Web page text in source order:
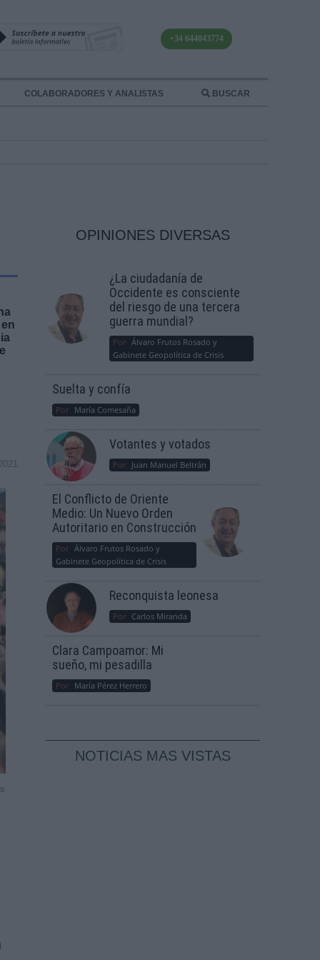
+34 644043774
COLABORADORES Y ANALISTAS BUSCAR
OPINIONES DIVERSAS
¿La ciudadanía de
Occidente es consciente
del riesgo de una tercera
guerra mundial?
Por Álvaro Frutos Rosado y
Gabinete Geopolítica de Crisis
Suelta y confía
Por María Comesaña
Votantes y votados
Por Juan Manuel Beltrán
El Conflicto de Oriente
Medio: Un Nuevo Orden
Autoritario en Construcción
Por Álvaro Frutos Rosado y
Gabinete Geopolítica de Crisis
Reconquista leonesa
Por Carlos Miranda
Clara Campoamor: Mi
sueño, mi pesadilla
Por María Pérez Herrero
NOTICIAS MAS VISTAS